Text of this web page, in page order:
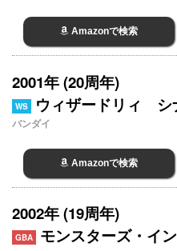
Amazonで検索
2001年 (20周年)
WS ウィザードリィ シ
バンダイ
Amazonで検索
2002年 (19周年)
GBA モンスターズ・イ